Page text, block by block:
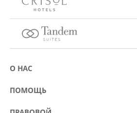
О НАС
О компании Eurostars Hotel Company
ПОМОЩЬ
Контакт